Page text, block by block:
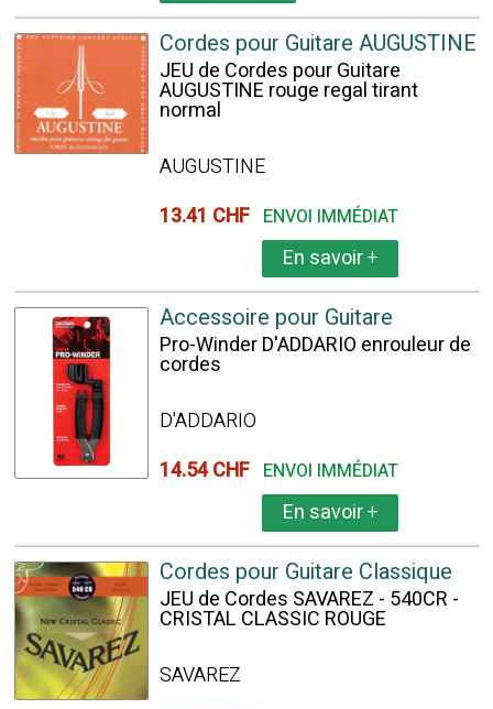
Cordes pour Guitare AUGUSTINE
JEU de Cordes pour Guitare
AUGUSTINE rouge regal tirant
normal
AUGUSTINE
13.41 CHF ENVOI IMMÉDIAT
En savoir+
Accessoire pour Guitare
Pro-Winder D'ADDARIO enrouleur de
cordes
D'ADDARIO
14.54 CHF ENVOI IMMÉDIAT
En savoir+
Cordes pour Guitare Classique
JEU de Cordes SAVAREZ - 540CR -
CRISTAL CLASSIC ROUGE
SAVAREZ